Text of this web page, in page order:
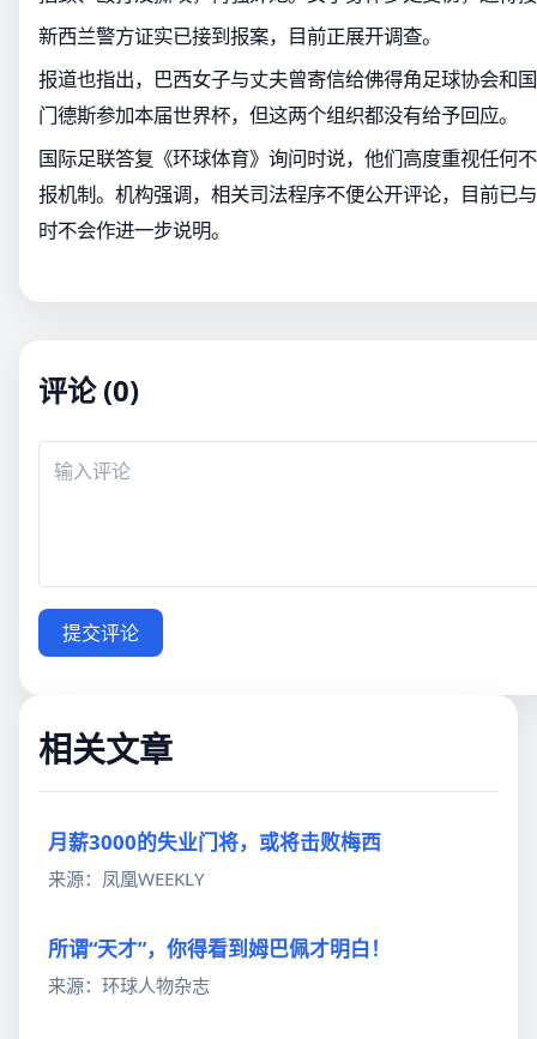
新西兰警方证实已接到报案，目前正展开调查。
报道也指出，巴西女子与丈夫曾寄信给佛得角足球协会和
门德斯参加本届世界杯，但这两个组织都没有给予回应。
国际足联答复《环球体育》询问时说，他们高度重视任何
报机制。机构强调，相关司法程序不便公开评论，目前已
时不会作进一步说明。
评论 (0)
提交评论
相关文章
月薪3000的失业门将，或将击败梅西
来源：凤凰WEEKLY
所谓“天才”，你得看到姆巴佩才明白！
来源：环球人物杂志